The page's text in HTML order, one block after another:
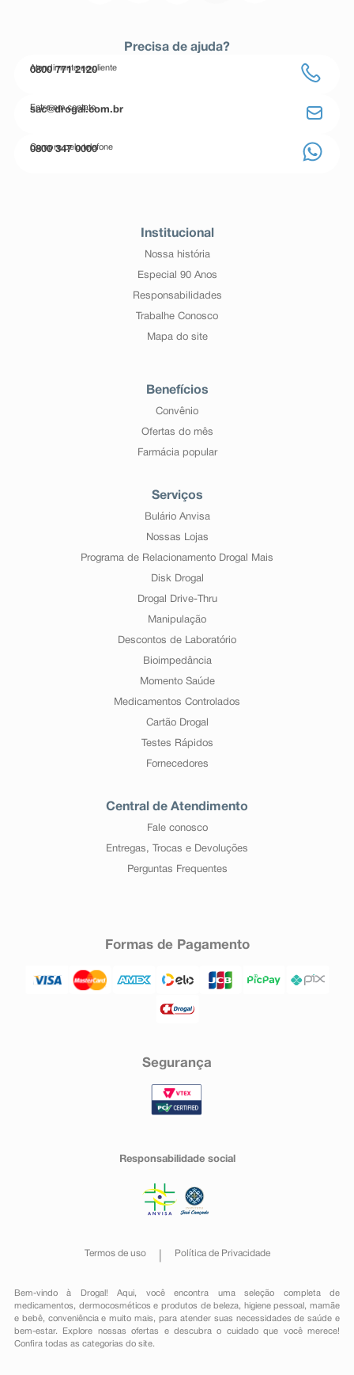
Precisa de ajuda?
Atendimento ao cliente
0800 771 2120
Entre em contato
sac@drogal.com.br
Compre pelo telefone
0800 347 0000
Institucional
Nossa história
Especial 90 Anos
Responsabilidades
Trabalhe Conosco
Mapa do site
Benefícios
Convênio
Ofertas do mês
Farmácia popular
Serviços
Bulário Anvisa
Nossas Lojas
Programa de Relacionamento Drogal Mais
Disk Drogal
Drogal Drive-Thru
Manipulação
Descontos de Laboratório
Bioimpedância
Momento Saúde
Medicamentos Controlados
Cartão Drogal
Testes Rápidos
Fornecedores
Central de Atendimento
Fale conosco
Entregas, Trocas e Devoluções
Perguntas Frequentes
Formas de Pagamento
Segurança
Responsabilidade social
Termos de uso Política de Privacidade
Bem-vindo à Drogal! Aqui, você encontra uma seleção completa de
medicamentos , dermocosméticos e produtos de beleza, higiene pessoal ,mamãe
e bebê, conveniênciae muito mais, para atender suas necessidades de saúde e
bem-estar. Explore nossas ofertas e descubra o cuidado que você merece!
Confira todas as categorias do site.